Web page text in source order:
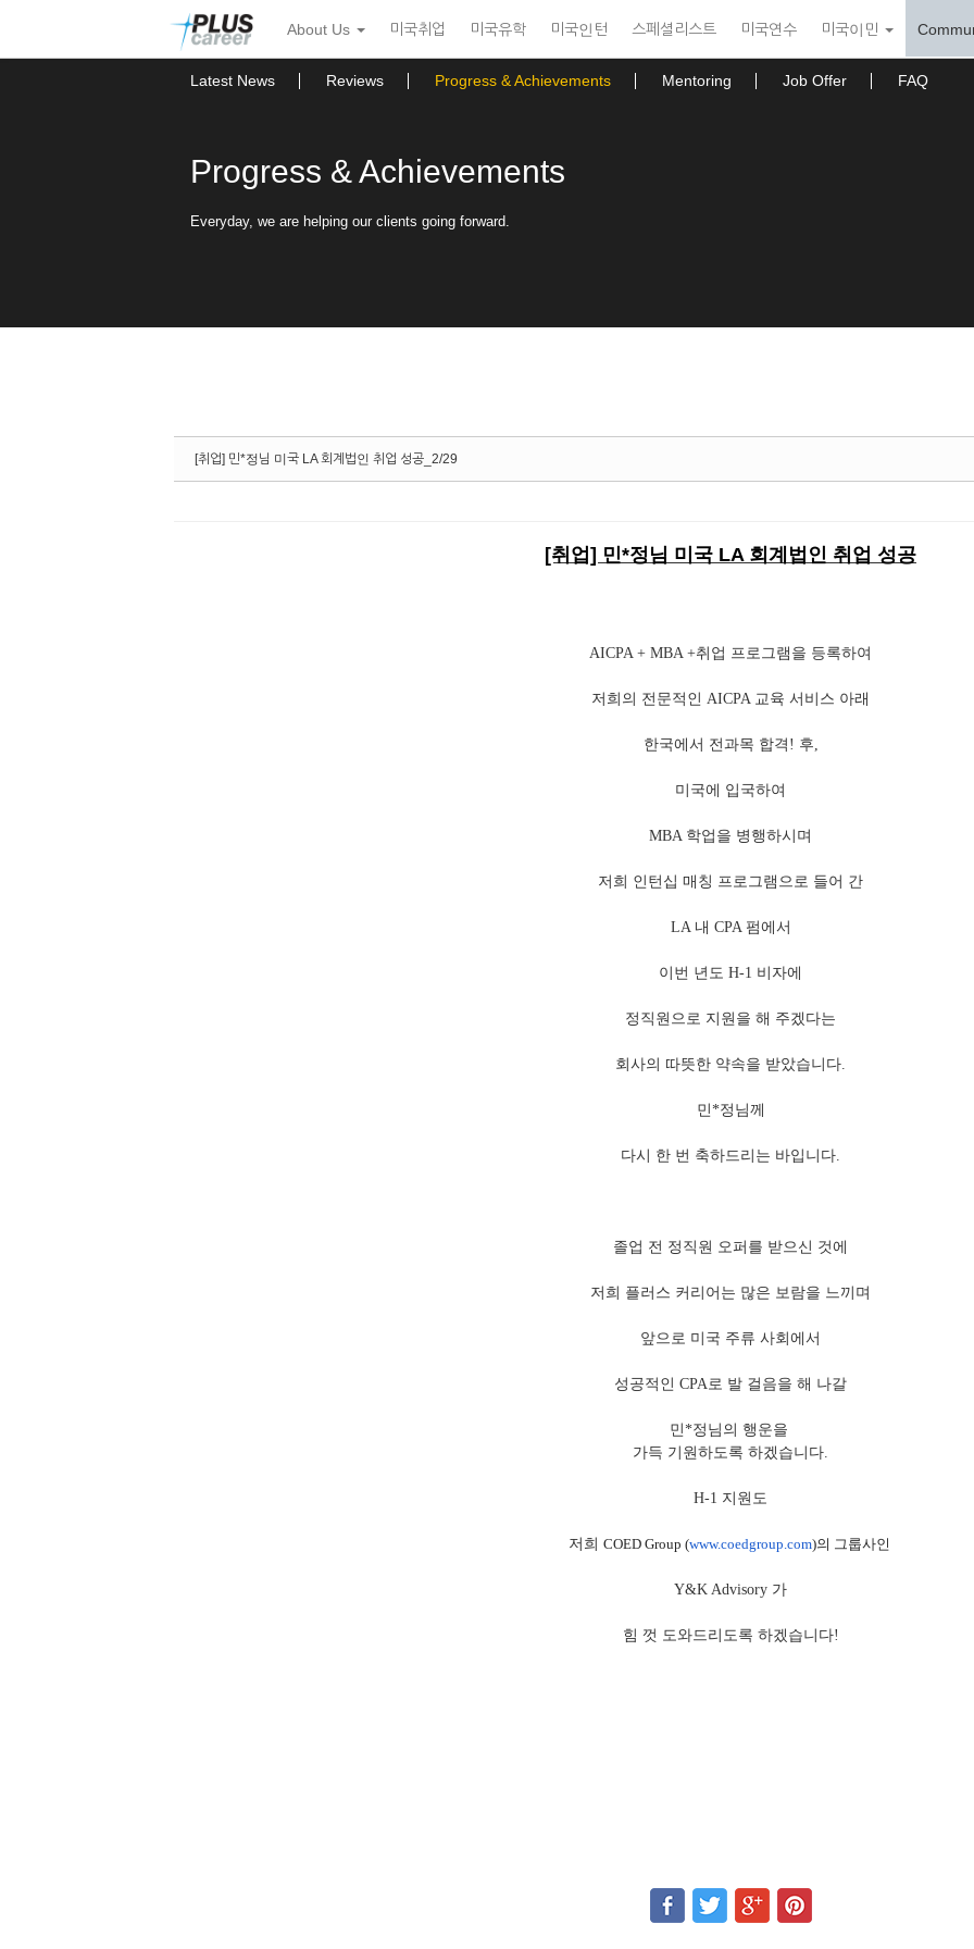
뉴
토
About Us 미국취업 미국유학 미국인턴 스페셜리스트 미국연수 미국이민
Latest News Reviews Progress & Achievements Mentoring Job Offer FAQ
Progress & Achievements
Everyday, we are helping our clients going forward.
[취업] 민*정님 미국 LA 회계법인 취업 성공_2/29
[취업] 민*정 님 미국 LA 회계법인 취업 성공
AICPA + MBA +취업 프로그램을 등록하여
저희의 전문적인 AICPA 교육 서비스 아래
한국에서 전과목 합격! 후,
미국에 입국하여
MBA 학업을 병행하시며
저희 인턴십 매칭 프로그램으로 들어 간
LA 내 CPA 펌에서
이번 년도 H-1 비자에
정직원으로 지원을 해 주겠다는
회사의 따뜻한 약속을 받았습니다.
민*정님께
다시 한 번 축하드리는 바입니다.
졸업 전 정직원 오퍼를 받으신 것에
저희 플러스 커리어는 많은 보람을 느끼며
앞으로 미국 주류 사회에서
성공적인 CPA로 발 걸음을 해 나갈
민*정님의 행운을
가득 기원하도록 하겠습니다.
H-1 지원도
저희 COED Group (www.coedgroup.com)의 그룹사인
Y&K Advisory 가
힘 껏 도와드리도록 하겠습니다!